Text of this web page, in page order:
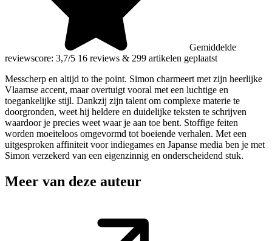
Gemiddelde
reviewscore: 3,7/5 16 reviews & 299 artikelen geplaatst
Messcherp en altijd to the point. Simon charmeert met zijn heerlijke
Vlaamse accent, maar overtuigt vooral met een luchtige en
toegankelijke stijl. Dankzij zijn talent om complexe materie te
doorgronden, weet hij heldere en duidelijke teksten te schrijven
waardoor je precies weet waar je aan toe bent. Stoffige feiten
worden moeiteloos omgevormd tot boeiende verhalen. Met een
uitgesproken affiniteit voor indiegames en Japanse media ben je met
Simon verzekerd van een eigenzinnig en onderscheidend stuk.
Meer van deze auteur